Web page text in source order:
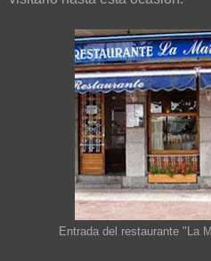
Entrada del restaurante "La